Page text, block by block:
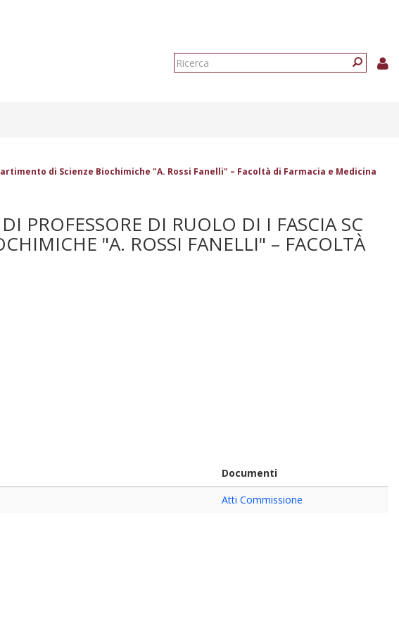
Form
di Scienze Biochimiche "A. Rossi Fanelli" – Facoltà di Farmacia e Medicina
PROFESSORE DI RUOLO DI I FASCIA SC
"A. ROSSI FANELLI" – FACOLTÀ
Documenti
Atti Commissione